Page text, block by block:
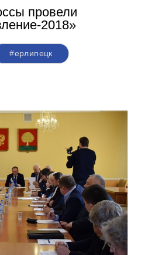
провели
2018»
#ерлипецк